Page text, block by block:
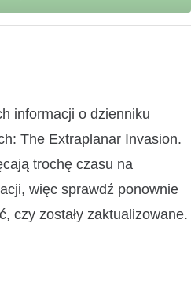
informacji o dzienniku
The Extraplanar Invasion.
trochę czasu na
więc sprawdź ponownie
czy zostały zaktualizowane.